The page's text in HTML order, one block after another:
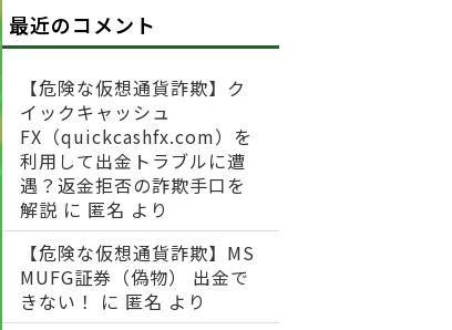
最近のコメント
【危険な仮想通貨詐欺】ク
イックキャッシュ
FX（quickcashfx.com）を
利用して出金トラブルに遭
遇？返金拒否の詐欺手口を
解説 に 匿名 より
【危険な仮想通貨詐欺】MS
MUFG証券（偽物） 出金で
きない！
に 匿名 より